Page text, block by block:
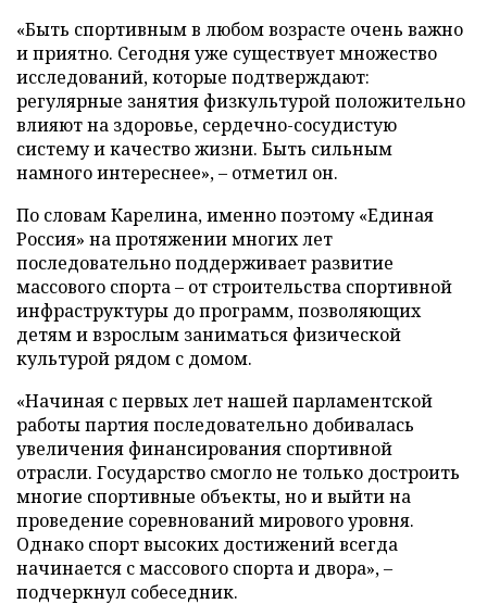
«Быть спортивным в любом возрасте очень важно
и приятно. Сегодня уже существует множество
исследований, которые подтверждают:
регулярные занятия физкультурой положительно
влияют на здоровье, сердечно-сосудистую
систему и качество жизни. Быть сильным
намного интереснее», – отметил он.
По словам Карелина, именно поэтому «Единая
Россия» на протяжении многих лет
последовательно поддерживает развитие
массового спорта – от строительства спортивной
инфраструктуры до программ, позволяющих
детям и взрослым заниматься физической
культурой рядом с домом.
«Начиная с первых лет нашей парламентской
работы партия последовательно добивалась
увеличения финансирования спортивной
отрасли. Государство смогло не только достроить
многие спортивные объекты, но и выйти на
проведение соревнований мирового уровня.
Однако спорт высоких достижений всегда
начинается с массового спорта и двора», –
подчеркнул собеседник.